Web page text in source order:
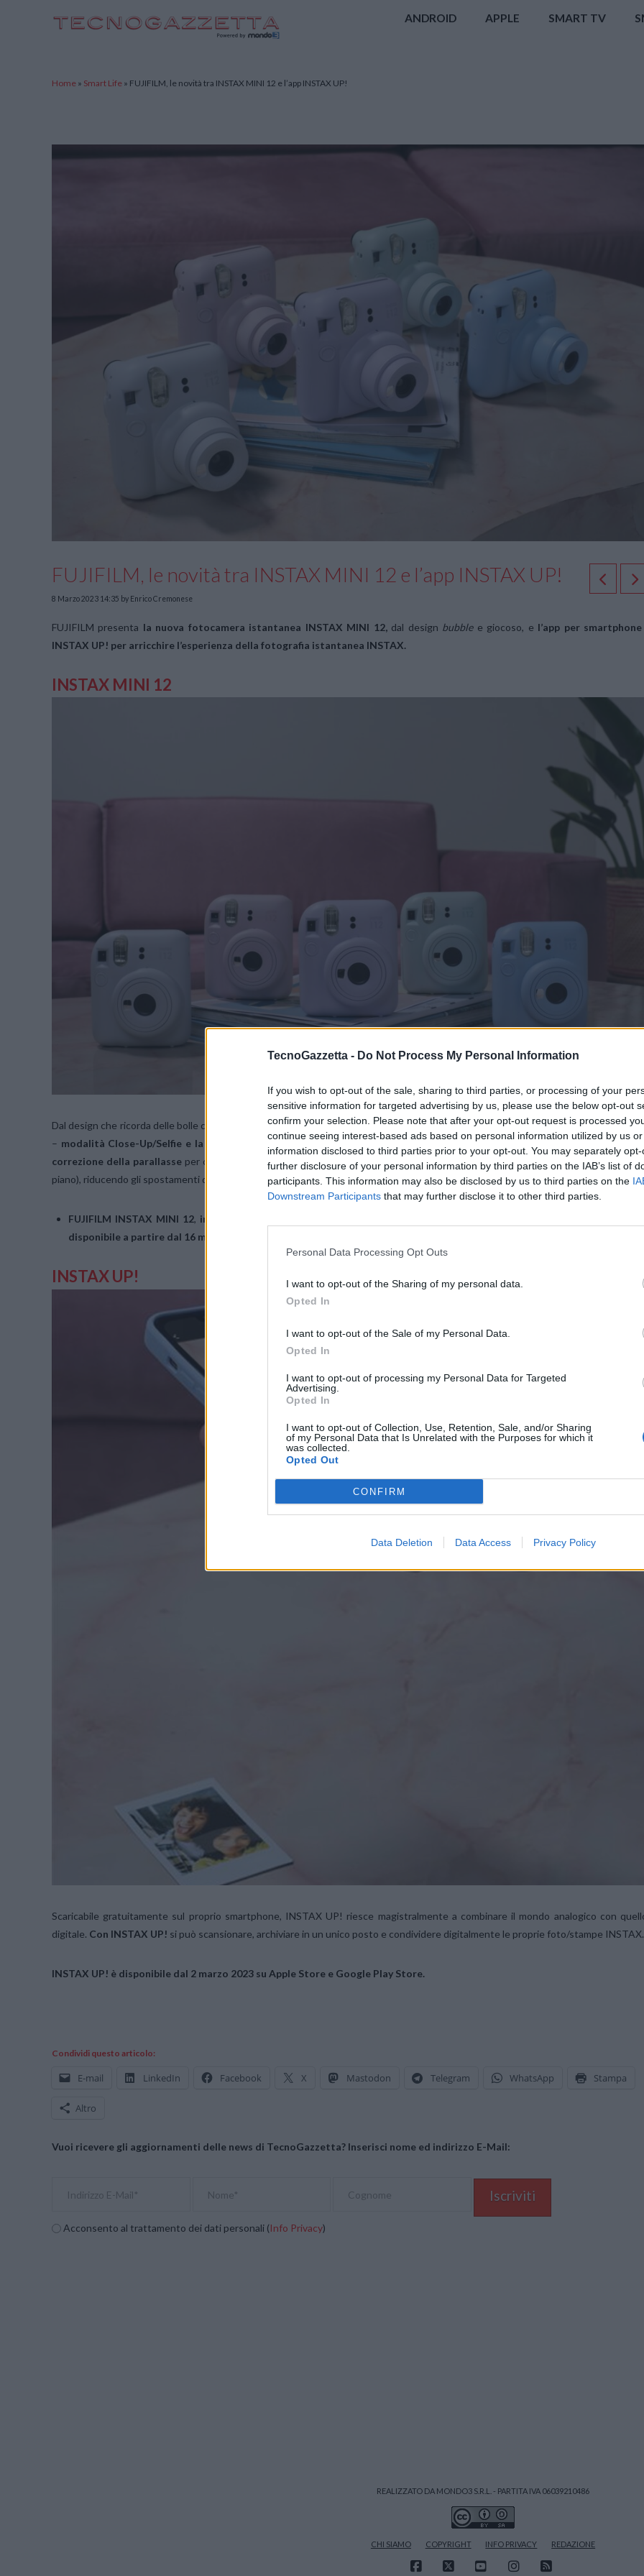
TecnoGazzetta - Do Not Process My Personal Information
If you wish to opt-out of the sale, sharing to third parties, or processing of your
sensitive information for targeted advertising by us, please use the below opt-out
confirm your selection. Please note that after your opt-out request is processed
continue seeing interest-based ads based on personal information utilized by us
information disclosed to third parties prior to your opt-out. You may separately
further disclosure of your personal information by third parties on the IAB’s list of
participants. This information may also be disclosed by us to third parties on the
Downstream Participants that may further disclose it to other third parties.
Personal Data Processing Opt Outs
I want to opt-out of the Sharing of my personal data.
Opted In
I want to opt-out of the Sale of my Personal Data.
Opted In
I want to opt-out of processing my Personal Data for Targeted
Advertising.
Opted In
I want to opt-out of Collection, Use, Retention, Sale, and/or Sharing
of my Personal Data that Is Unrelated with the Purposes for which it
was collected.
Opted Out
CONFIRM
Data Deletion Data Access Privacy Policy
ANDROID APPLE SMART TV
Home » Smart Life » FUJIFILM, le novità tra INSTAX MINI 12 e l’app INSTAX UP!
FUJIFILM, le novità tra INSTAX MINI 12 e l’app INSTAX UP!
8 Marzo 2023 14:35 by Enrico Cremonese
FUJIFILM presenta la nuova fotocamera istantanea INSTAX MINI 12, dal design bubblee giocoso, e l’app per smartphone
INSTAX UP! per arricchire l’esperienza della fotografia istantanea INSTAX.
INSTAX MINI 12
Dal design che ricorda delle bolle colorate, INSTAX MINI 12riprende le caratteristiche principali della fotocamera istantanea MINI
– modalità Close-Up/Selfie e la funzionalità di regolazione automatica dell’esposizione– e in piùha una nuova funzione
correzione della parallasse per cui il mirino della fotocamera si allinea con l’obiettivo quando si utilizza la modalità Close-Up
piano), riducendo gli spostamenti dell’oggetto e ottenendo una foto centrata.
FUJIFILM INSTAX MINI 12, in cinque colorazioni
disponibile a partire dal 16 marzo 2023 al prezzo suggerito di € 89,99 iva inclusa.
INSTAX UP!
Scaricabile gratuitamente sul proprio smartphone, INSTAX UP! riesce magistralmente a combinare il mondo analogico con
digitale. Con INSTAX UP! si può scansionare, archiviare in un unico posto e condividere digitalmente le proprie foto/stampe INSTAX.
INSTAX UP! è disponibile dal 2 marzo 2023 su Apple Store e Google Play Store.
Condividi questo articolo:
E-mail LinkedIn Facebook X Mastodon Telegram WhatsApp Stampa
Altro
Vuoi ricevere gli aggiornamenti delle news di TecnoGazzetta? Inserisci nome ed indirizzo E-Mail:
Acconsento al trattamento dei dati personali (Info Privacy)
REALIZZATO DA MONDO3 S.R.L. - PARTITA IVA 06039210486
CHI SIAMO COPYRIGHT INFO PRIVACY REDAZIONE